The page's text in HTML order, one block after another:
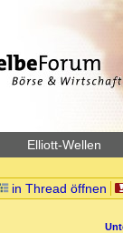
Elliott-Wellen
in Thread öffnen